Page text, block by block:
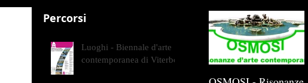
Percorsi
Luoghi - Biennale d'arte
contemporanea di Viterbo